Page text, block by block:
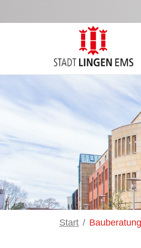
Start Bauberatung